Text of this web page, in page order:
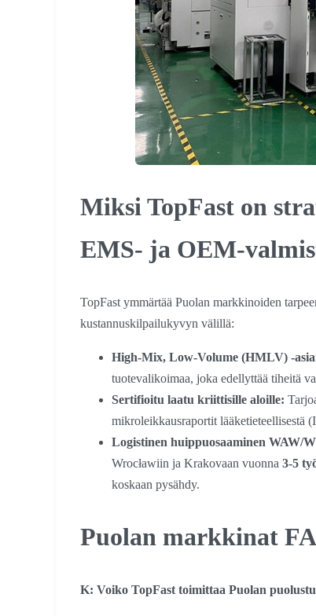
Miksi TopFast on
EMS- ja OEM-
TopFast ymmärtää Puolan markkinoiden
kustannuskilpailukyvyn välillä:
High-Mix, Low-Volume (HMLV) -
tuotevalikoimaa, joka edellyttää tiheitä
Sertifioitu laatu kriittisille aloille:
mikroleikkausraportit lääketieteellisestä
Logistinen huippuosaaminen WAW/
Wrocławiin ja Krakovaan vuonna 3-5
koskaan pysähdy.
Puolan markkinat
K: Voiko TopFast toimittaa Puolan